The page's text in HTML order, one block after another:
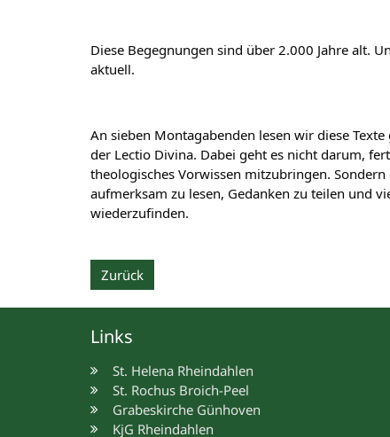
Diese Begegnungen sind über 2.000 Jahre alt.
aktuell.
An sieben Montagabenden lesen wir diese
der Lectio Divina. Dabei geht es nicht darum,
theologisches Vorwissen mitzubringen.
aufmerksam zu lesen, Gedanken zu teilen und
wiederzufinden.
Zurück
Links
St. Helena Rheindahlen
St. Rochus Broich-Peel
Grabeskirche Günhoven
KjG Rheindahlen